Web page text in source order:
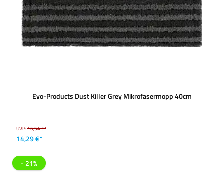
Evo-Products Dust Killer Grey Mikrofasermopp 40cm
UVP:16,54 €*
14,29 €*
- 21%